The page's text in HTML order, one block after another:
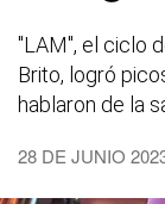
"LAM", el ciclo
Brito, logró
hablaron de la
28 DE JUNIO